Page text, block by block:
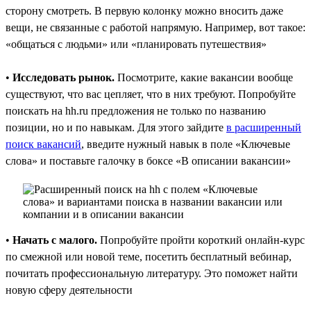
сторону смотреть. В первую колонку можно вносить даже
вещи, не связанные с работой напрямую. Например, вот такое:
«общаться с людьми» или «планировать путешествия»
• Исследовать рынок. Посмотрите, какие вакансии вообще
существуют, что вас цепляет, что в них требуют. Попробуйте
поискать на hh.ru предложения не только по названию
позиции, но и по навыкам. Для этого зайдите в расширенный
поиск вакансий, введите нужный навык в поле «Ключевые
слова» и поставьте галочку в боксе «В описании вакансии»
• Начать с малого. Попробуйте пройти короткий онлайн-курс
по смежной или новой теме, посетить бесплатный вебинар,
почитать профессиональную литературу. Это поможет найти
новую сферу деятельности